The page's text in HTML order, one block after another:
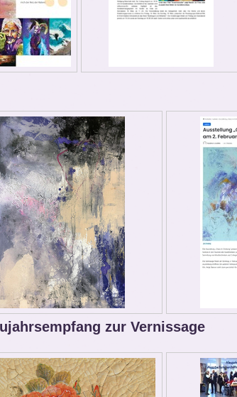
zur Vernissage